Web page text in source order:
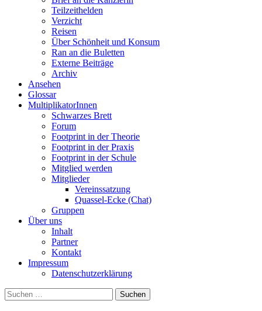
Teilzeithelden
Verzicht
Reisen
Über Schönheit und Konsum
Ran an die Buletten
Externe Beiträge
Archiv
Ansehen
Glossar
MultiplikatorInnen
Schwarzes Brett
Forum
Footprint in der Theorie
Footprint in der Praxis
Footprint in der Schule
Mitglied werden
Mitglieder
Vereinssatzung
Quassel-Ecke (Chat)
Gruppen
Über uns
Inhalt
Partner
Kontakt
Impressum
Datenschutzerklärung
Suchen
nach: